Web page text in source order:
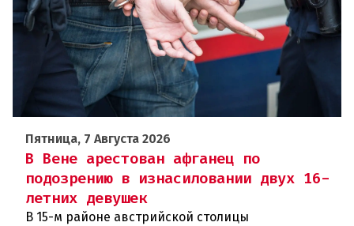
Пятница, 7 Августа 2026
В Вене арестован афганец по
подозрению в изнасиловании двух 16-
летних девушек
В 15-м районе австрийской столицы